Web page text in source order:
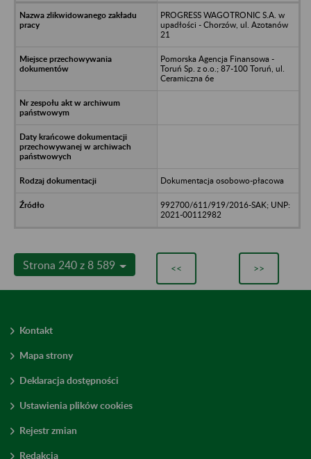
PROGRESS WAGOTRONIC S.A. w
upadłości - Chorzów, ul. Azotanów
21
Pomorska Agencja Finansowa -
Toruń Sp. z o.o.; 87-100 Toruń, ul.
Ceramiczna 6e
Dokumentacja osobowo-płacowa
992700/611/919/2016-SAK; UNP:
2021-00112982
Strona 240 z 8 589 << >>
Kontakt
Mapa strony
Deklaracja dostępności
Ustawienia plików cookies
Rejestr zmian
Redakcja